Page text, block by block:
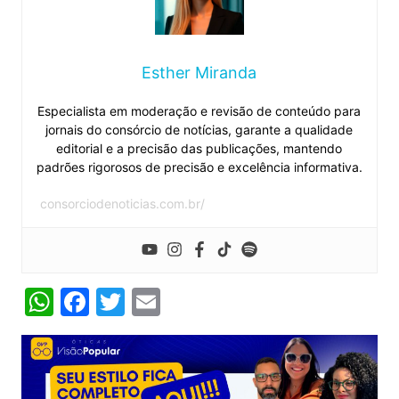
Esther Miranda
Especialista em moderação e revisão de conteúdo para
jornais do consórcio de notícias, garante a qualidade
editorial e a precisão das publicações, mantendo
padrões rigorosos de precisão e excelência informativa.
consorciodenoticias.com.br/
W
h
at
s
F
a
c
e
T
w
itt
er
E
m
ai
l